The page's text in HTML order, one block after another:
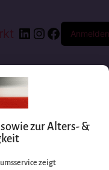
Anmelden
sowie zur Alters- &
zeigt